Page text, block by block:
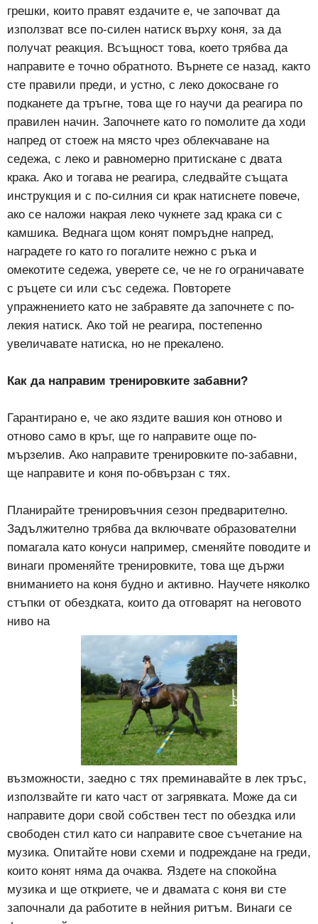
грешки, които правят ездачите е, че започват да
използват все по-силен натиск върху коня, за да
получат реакция. Всъщност това, което трябва да
направите е точно обратното. Върнете се назад, както
сте правили преди, и устно, с леко докосване го
подканете да тръгне, това ще го научи да реагира по
правилен начин. Започнете като го помолите да ходи
напред от стоеж на място чрез облекчаване на
седежа, с леко и равномерно притискане с двата
крака. Ако и тогава не реагира, следвайте същата
инструкция и с по-силния си крак натиснете повече,
ако се наложи накрая леко чукнете зад крака си с
камшика. Веднага щом конят помръдне напред,
наградете го като го погалите нежно с ръка и
омекотите седежа, уверете се, че не го ограничавате
с ръцете си или със седежа. Повторете
упражнението като не забравяте да започнете с по-
лекия натиск. Ако той не реагира, постепенно
увеличавате натиска, но не прекалено.
Как да направим тренировките забавни?
Гарантирано е, че ако яздите вашия кон отново и
отново само в кръг, ще го направите още по-
мързелив. Ако направите тренировките по-забавни,
ще направите и коня по-обвързан с тях.
Планирайте тренировъчния сезон предварително.
Задължително трябва да включвате образователни
помагала като конуси например, сменяйте поводите и
винаги променяйте тренировките, това ще държи
вниманието на коня будно и активно. Научете няколко
стъпки от обездката, които да отговарят на неговото
ниво на
възможности, заедно с тях преминавайте в лек тръс,
използвайте ги като част от загрявката. Може да си
направите дори свой собствен тест по обездка или
свободен стил като си направите свое съчетание на
музика. Опитайте нови схеми и подреждане на греди,
които конят няма да очаква. Яздете на спокойна
музика и ще откриете, че и двамата с коня ви сте
започнали да работите в нейния ритъм. Винаги се